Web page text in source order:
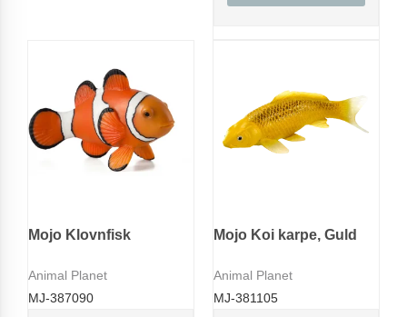
Mojo Klovnfisk
Animal Planet
MJ-387090
Mojo Koi karpe, Guld
Animal Planet
MJ-381105